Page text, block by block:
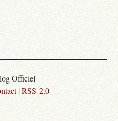
Officiel
|RSS 2.0